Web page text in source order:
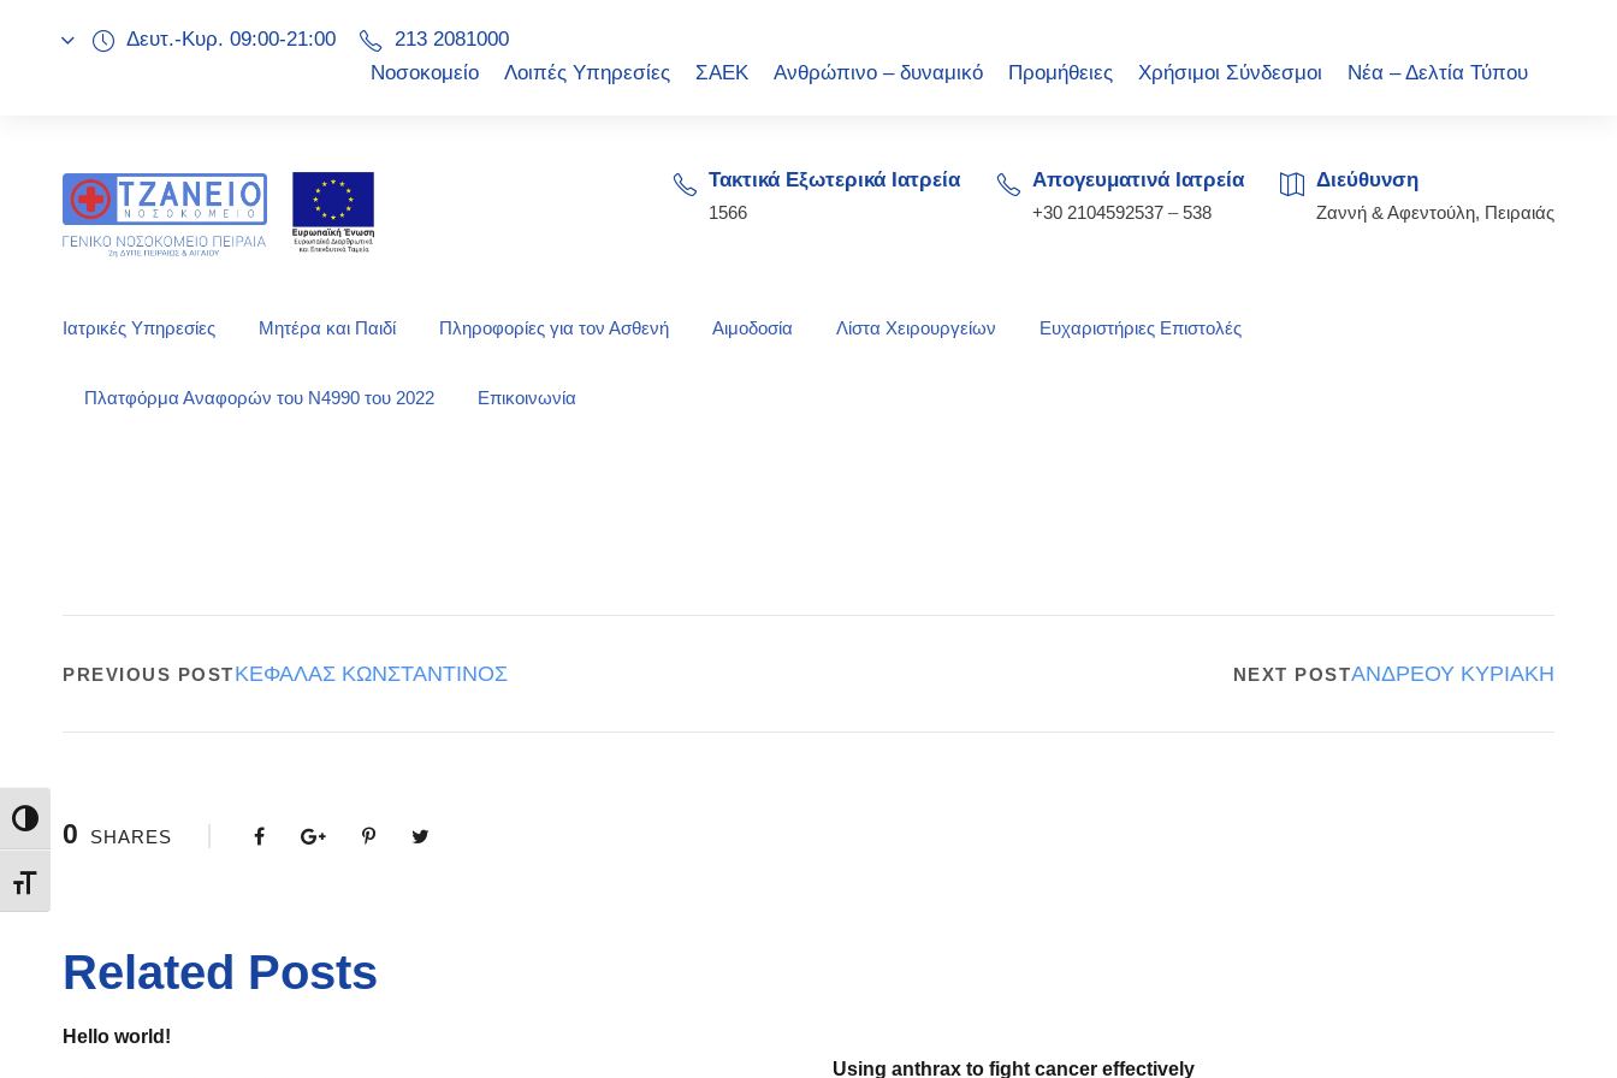
Εναλλαγή Υψηλής Αντίθεσης
Εναλλαγή Μεγέθους Γραμμάτων
Δευτ.-Κυρ. 09:00-21:00
213 2081000
Νοσοκομείο
Λοιπές Υπηρεσίες ΣΑΕΚ Ανθρώπινο – δυναμικό Προμήθειες Χρήσιμοι Σύνδεσμοι Νέα – Δελτία Τύπου
Τακτικά Εξωτερικά Ιατρεία
1566
Απογευματινά Ιατρεία
+30 2104592537 –538
Διεύθυνση
Ζαννή & Αφεντούλη, Πειραιάς
Ιατρικές Υπηρεσίες Μητέρα και Παιδί Πληροφορίες για τον Ασθενή Αιμοδοσία Λίστα Χειρουργείων Ευχαριστήριες Επιστολές
Πλατφόρμα Αναφορών του Ν4990 του 2022 Επικοινωνία
PREVIOUS POSTΚΕΦΑΛΑΣ ΚΩΝΣΤΑΝΤΙΝΟΣ NEXT POSTΑΝΔΡΕΟΥ ΚΥΡΙΑΚΗ
0 SHARES
Related Posts
Hello world!
Using anthrax to fight cancer effectively